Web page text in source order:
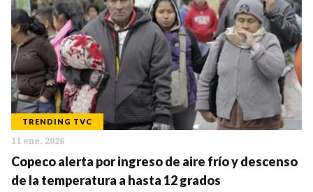
TRENDING TVC
11 ene. 2026
Copeco alerta por ingreso de aire frío y descenso
de la temperatura a hasta 12 grados